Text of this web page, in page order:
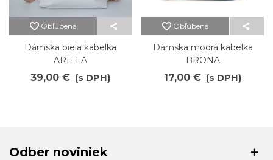
Obľúbené
Dámska biela kabelka
ARIELA
39,00 € (s DPH)
Obľúbené
Dámska modrá kabelka
BRONA
17,00 € (s DPH)
Odber noviniek